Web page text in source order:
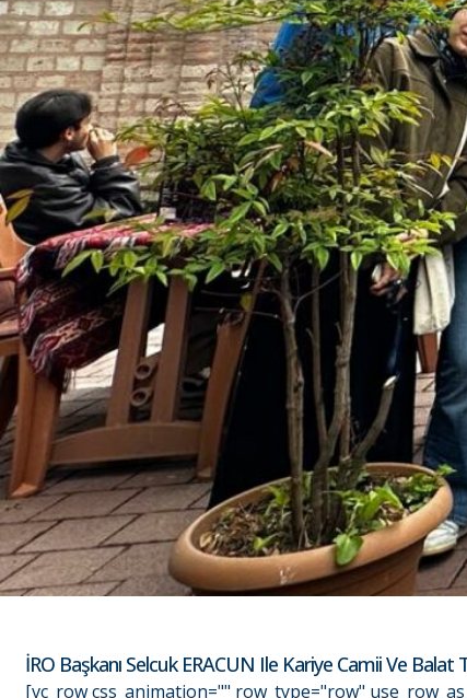
İRO Başkanı Selcuk ERACUN Ile Kariye Camii Ve Balat
[vc_row css_animation="" row_type="row"